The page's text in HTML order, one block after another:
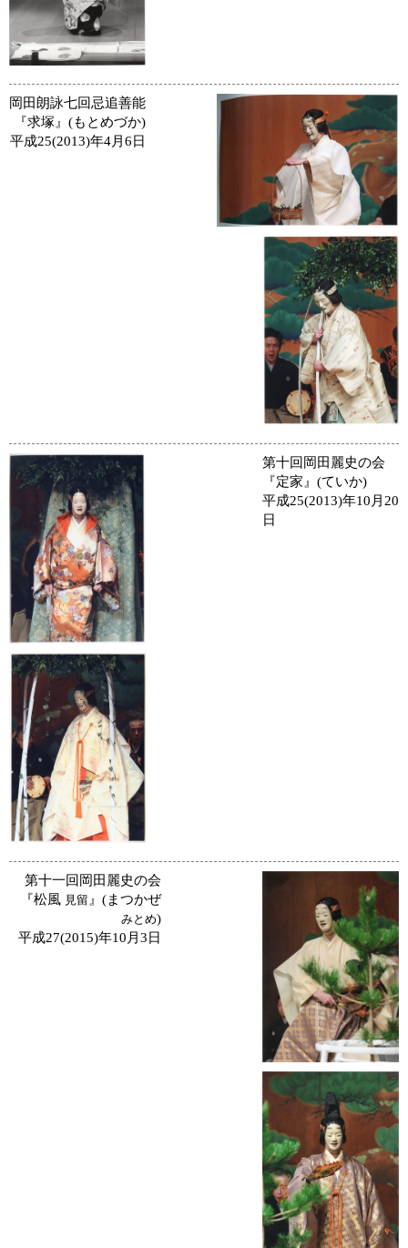
岡田朗詠七回忌追善能
『求塚』(もとめづか)
平成25(2013)年4月6日
第十回岡田麗史の会
『定家』(ていか)
平成25(2013)年10月20
日
第十一回岡田麗史の会
『松風 見留 』(まつかぜ
みとめ)
平成27(2015)年10月3日